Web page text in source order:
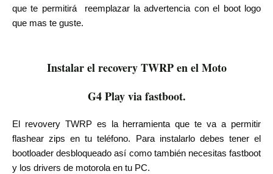
que te permitiráreemplazar la advertencia con el boot logo
que mas te guste.
Instalar el recovery TWRP en el Moto
G4 Playvia fastboot.
El revovery TWRP es la herramienta que te va a permitir
flashear zips en tu teléfono. Para instalarlo debes tener el
bootloader desbloqueado así como también necesitas fastboot
y los drivers de motorola en tu PC.